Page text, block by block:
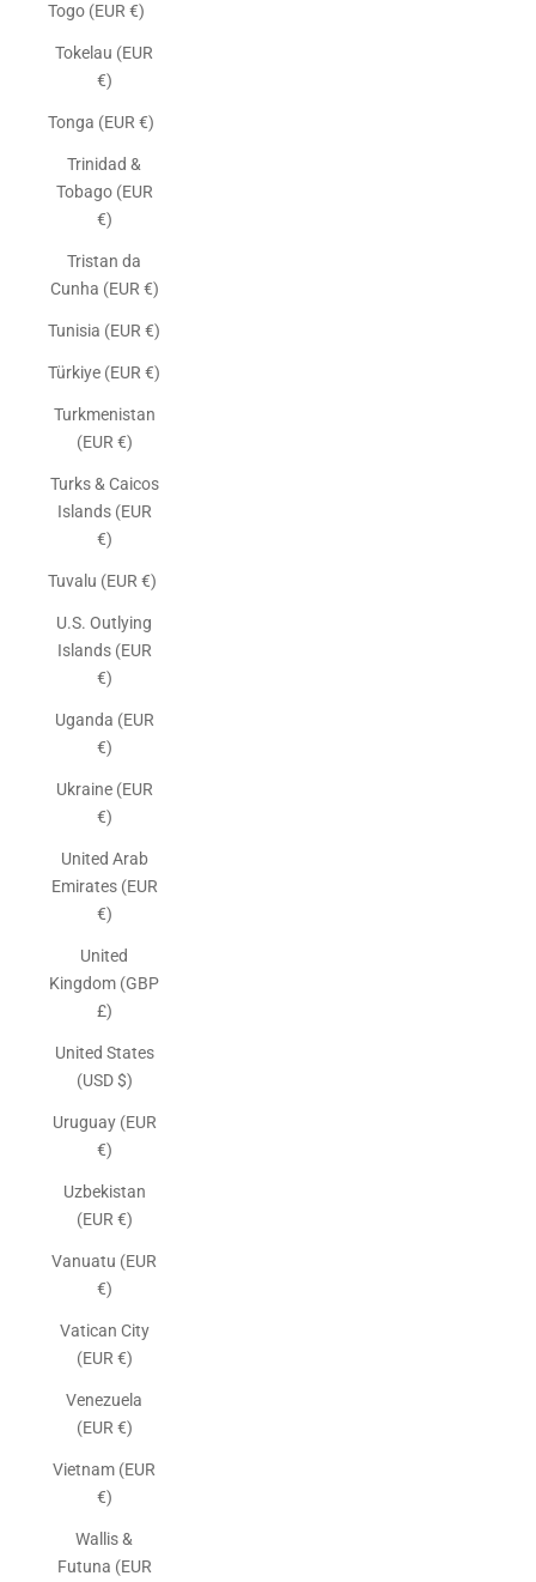
Togo (EUR €)
Tokelau (EUR
€)
Tonga (EUR €)
Trinidad &
Tobago (EUR
€)
Tristan da
Cunha (EUR €)
Tunisia (EUR €)
Türkiye (EUR €)
Turkmenistan
(EUR €)
Turks & Caicos
Islands (EUR
€)
Tuvalu (EUR €)
U.S. Outlying
Islands (EUR
€)
Uganda (EUR
€)
Ukraine (EUR
€)
United Arab
Emirates (EUR
€)
United
Kingdom (GBP
£)
United States
(USD $)
Uruguay (EUR
€)
Uzbekistan
(EUR €)
Vanuatu (EUR
€)
Vatican City
(EUR €)
Venezuela
(EUR €)
Vietnam (EUR
€)
Wallis &
Futuna (EUR